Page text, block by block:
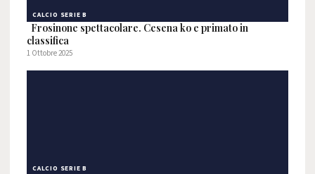
CALCIO SERIE B
Frosinone spettacolare. Cesena ko e primato in
classifica
1 Ottobre 2025
CALCIO SERIE B